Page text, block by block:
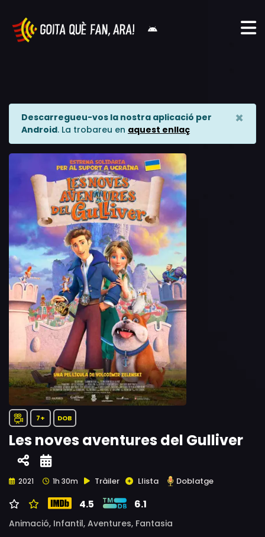
Descarregueu-vos la nostra aplicació per
Android. La trobareu en aquest enllaç
×
7+ DOB
Les noves aventures del Gulliver
2021 1h 30m Tràiler Llista Doblatge
4.5 6.1
Animació, Infantil, Aventures, Fantasia